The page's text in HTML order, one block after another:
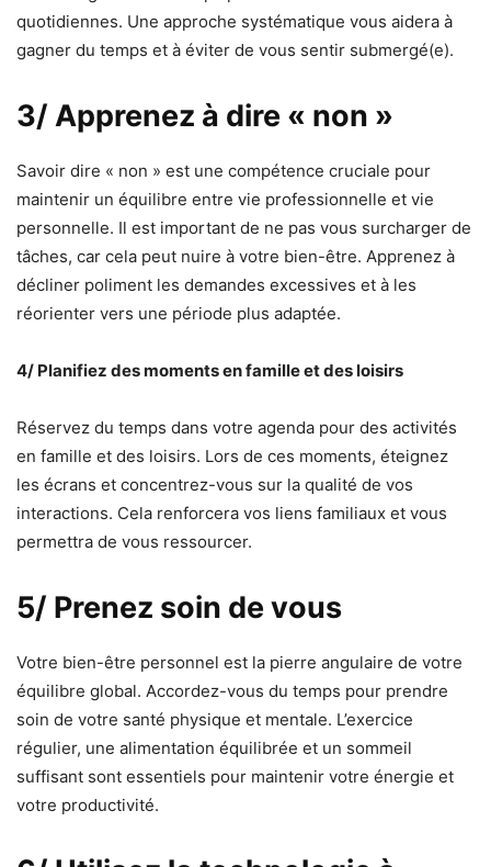
quotidiennes. Une approche systématique vous aidera à
gagner du temps et à éviter de vous sentir submergé(e).
3/ Apprenez à dire « non »
Savoir dire « non » est une compétence cruciale pour
maintenir un équilibre entre vie professionnelle et vie
personnelle. Il est important de ne pas vous surcharger de
tâches, car cela peut nuire à votre bien-être. Apprenez à
décliner poliment les demandes excessives et à les
réorienter vers une période plus adaptée.
4/ Planifiez des moments en famille et des loisirs
Réservez du temps dans votre agenda pour des activités
en famille et des loisirs. Lors de ces moments, éteignez
les écrans et concentrez-vous sur la qualité de vos
interactions. Cela renforcera vos liens familiaux et vous
permettra de vous ressourcer.
5/ Prenez soin de vous
Votre bien-être personnel est la pierre angulaire de votre
équilibre global. Accordez-vous du temps pour prendre
soin de votre santé physique et mentale. L’exercice
régulier, une alimentation équilibrée et un sommeil
suffisant sont essentiels pour maintenir votre énergie et
votre productivité.